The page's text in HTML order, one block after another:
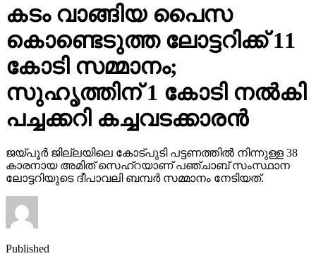
കടം വാങ്ങിയ പൈസ
കൊണ്ടെടുത്ത ലോട്ടറിക്ക് 11
കോടി സമ്മാനം;
സുഹൃത്തിന് 1 കോടി നല്‍കി
പച്ചക്കറി കച്ചവടക്കാരന്‍
ജയ്പൂര്‍ ജില്ലയിലെ കോട്പുടി പട്ടണത്തില്‍ നിന്നുള്ള 38
കാരനായ അമിത് സെഹ്‌റയാണ് പഞ്ചാബ് സംസ്ഥാന
ലോട്ടറിയുടെ ദീപാവലി ബമ്പര്‍ സമ്മാനം നേടിയത്.
Published